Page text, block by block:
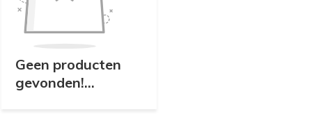
Geen producten
gevonden!...